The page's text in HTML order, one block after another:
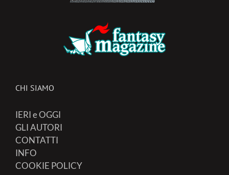
CHI SIAMO
IERI e OGGI
GLI AUTORI
CONTATTI
INFO
COOKIE POLICY